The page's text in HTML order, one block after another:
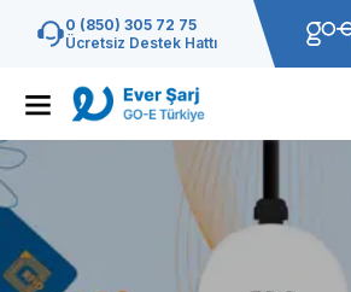
0 (850) 305 72 75
Ücretsiz Destek Hattı